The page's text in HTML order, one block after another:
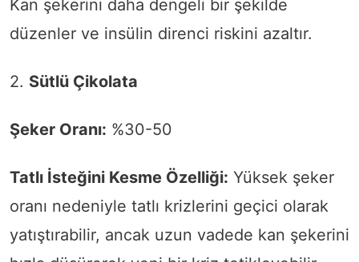
Kan şekerini daha dengeli bir şekilde
düzenler ve insülin direnci riskini azaltır.
2. Sütlü Çikolata
Şeker Oranı: %30-50
Tatlı İsteğini Kesme Özelliği: Yüksek şeker
oranı nedeniyle tatlı krizlerini geçici olarak
yatıştırabilir, ancak uzun vadede kan şekerini